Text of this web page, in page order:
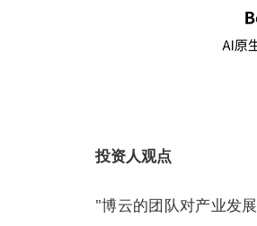
投资人观点
"博云的团队对产业发